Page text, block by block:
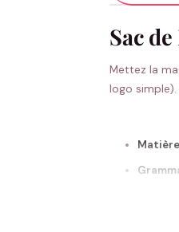
Sac
Mettez la
logo simple).